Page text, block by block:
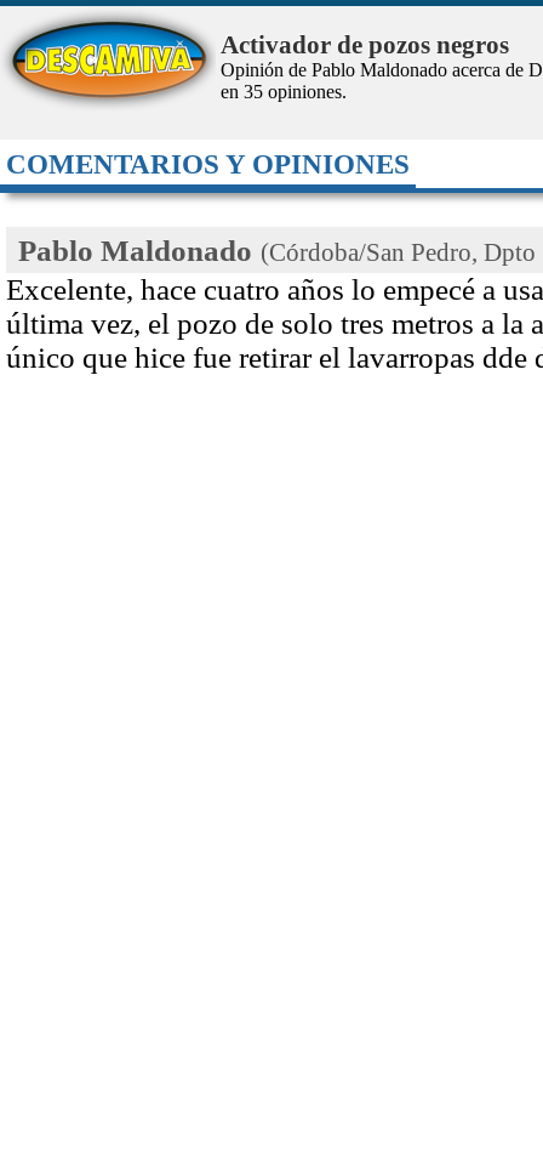
COMENTARIOS Y OPINIONES
Activador de pozos negros
Opinión de Pablo Maldonado acerca de
en 35 opiniones.
Pablo Maldonado (Córdoba/San Pedro,
Excelente, hace cuatro años lo empecé a
última vez, el pozo de solo tres metros a la
único que hice fue retirar el lavarropas dde